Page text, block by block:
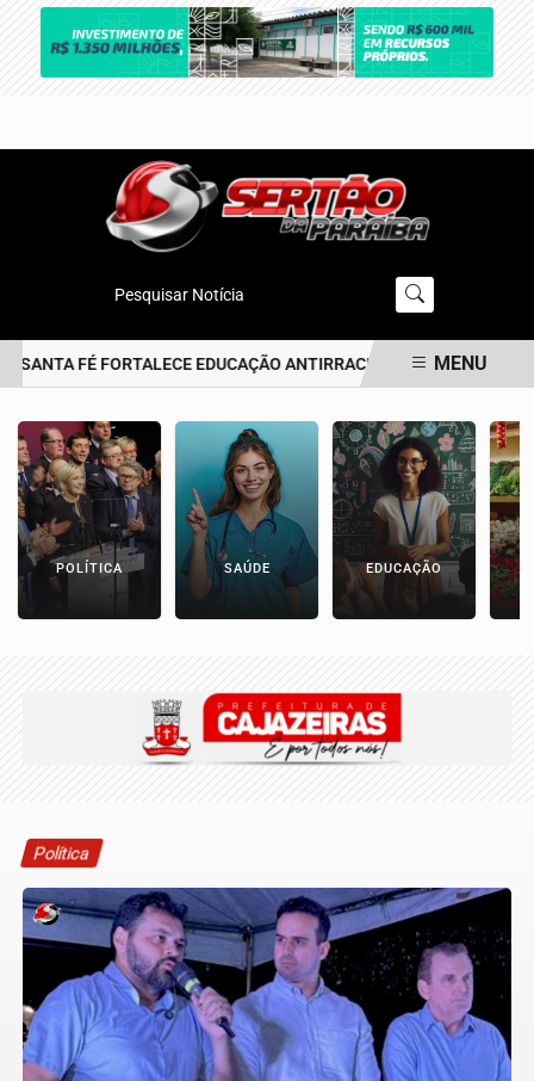
Pesquisar Notícia
SANTA FÉ FORTALECE EDUCAÇÃO ANTIRRACISTA DESDE AMENU
POLÍTICA SAÚDE EDUCAÇÃO
Política